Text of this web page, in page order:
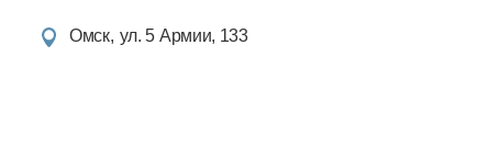
Омск ул. 5 Армии, 133